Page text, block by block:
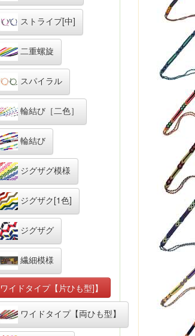
ストライプ[中]
二重螺旋
スパイラル
輪結び［二色］
輪結び
ジグザグ模様
ジグザク[1色]
ジグザグ
繊細模様
ワイドタイプ【片ひも型]】
ワイドタイプ【両ひも型】